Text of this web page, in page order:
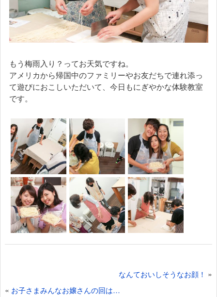
もう梅雨入り？ってお天気ですね。
アメリカから帰国中のファミリーやお友だちで連れ添っ
て遊びにおこしいただいて、今日もにぎやかな体験教室
です。
稿
なんておいしそうなお顔！ »
« お子さまみんなお嬢さんの回は…